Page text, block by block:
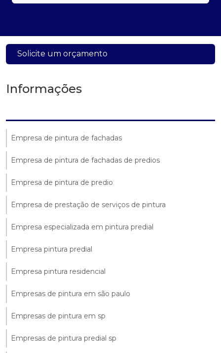
Solicite um orçamento
Informações
Empresa de pintura de fachadas
Empresa de pintura de fachadas de predios
Empresa de pintura de predio
Empresa de prestação de serviços de pintura
Empresa especializada em pintura predial
Empresa pintura predial
Empresa pintura residencial
Empresas de pintura em são paulo
Empresas de pintura em sp
Empresas de pintura predial sp